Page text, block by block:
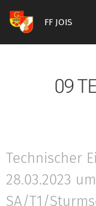
FF JOIS
09
Technischer
28.03.2023
SA/T1/